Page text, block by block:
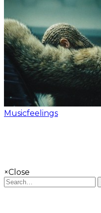
Musicfeelings
×Close